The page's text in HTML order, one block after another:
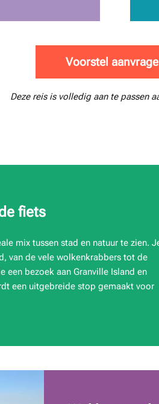
Voorstel
Deze reis is volledig aan te passen
fiets
mix tussen stad en natuur te zien.
van de vele wolkenkrabbers tot de
een bezoek aan Granville Island en
een uitgebreide stop gemaakt voor